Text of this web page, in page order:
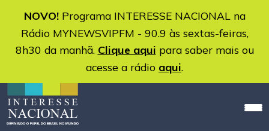
NOVO!Programa INTERESSE NACIONAL na
Rádio MYNEWSVIPFM - 90.9 às sextas-feiras,
8h30 da manhã. Clique aqui para saber mais ou
acesse a rádio aqui.